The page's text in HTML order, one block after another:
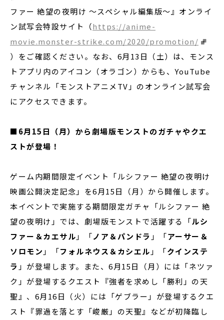
ファー 絶望の夜明け 〜スペシャル編集版〜』オンライ
ン試写会特設サイト（https://anime-
movie.monster-strike.com/2020/promotion/
）をご確認ください。なお、6月13日（土）は、モンス
トアプリ内のアイコン（オラゴン）からも、YouTube
チャンネル「モンストアニメTV」のオンライン試写会
にアクセスできます。
■ 6月15日（月）から劇場版モンストのガチャやクエ
ストが登場！
ゲーム内期間限定イベント「ルシファー 絶望の夜明け
映画公開決定記念」を6月15日（月）から開催します。
本イベントで実施する期間限定ガチャ「ルシファー 絶
望の夜明け」では、劇場版モンストで活躍する「ルシ
ファー＆カエサル 」「ノア＆パンドラ 」「アーサー＆
ソロモン 」「フォルネウス＆カシエル 」「クインステ
ラ 」が登場します。また、6月15日（月）には「ネツァ
ク」が登場するクエスト『強者を求めし「勝利」の天
聖』、6月16日（火）には「ゲブラー」が登場するクエ
スト『罪過を落とす「峻厳」の天聖』などが初降臨し